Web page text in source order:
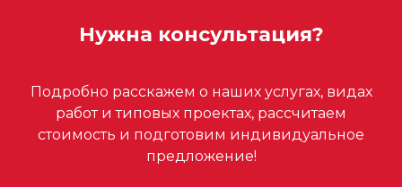
Нужна консультация?
Подробно расскажем о наших услугах, видах
работ и типовых проектах, рассчитаем
стоимость и подготовим индивидуальное
предложение!